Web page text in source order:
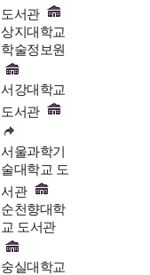
도서관
상지대학교
학술정보원
서강대학교
도서관
서울과학기
술대학교 도
서관
순천향대학
교 도서관
숭실대학교